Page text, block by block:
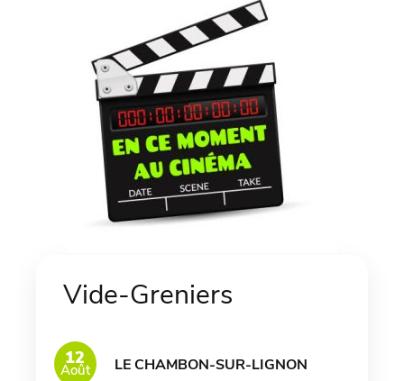
Vide-Greniers
12
Août LE CHAMBON-SUR-LIGNON